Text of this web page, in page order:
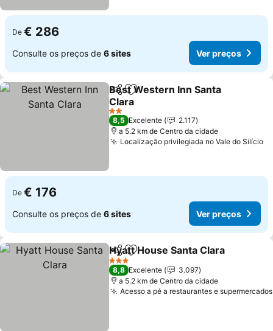
De € 286
Consulte os preços de 6 sites Ver preços
PartilharAdicionar aos favoritos
Best Western Inn Santa
Clara
Ver preços
2 Estrelas
8,5 Excelente
2.117
a 5.2 km de Centro da cidade
Localização privilegiada no Vale do Silício
De € 176
Consulte os preços de 6 sites Ver preços
PartilharAdicionar aos favoritos
Hyatt House Santa Clara
3 Estrelas
8,8 Excelente
3.097
a 5.2 km de Centro da cidade
Acesso a pé a restaurantes e supermercados